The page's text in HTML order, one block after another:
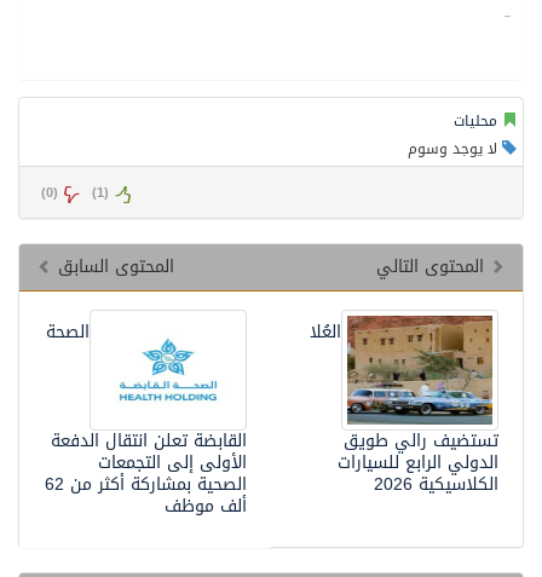
محليات
لا يوجد وسوم
(
0
) (
1
)
المحتوى السابق
المحتوى التالي
الصحة
القابضة تعلن انتقال الدفعة
الأولى إلى التجمعات
الصحية بمشاركة أكثر من 62
ألف موظف
العُلا
تستضيف رالي طويق
الدولي الرابع للسيارات
الكلاسيكية 2026